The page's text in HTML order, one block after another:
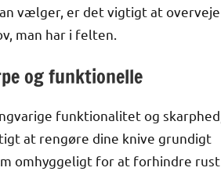
vælger, er det vigtigt at overveje
man har i felten.
og funktionelle
funktionalitet og skarphed,
at rengøre dine knive grundigt
omhyggeligt for at forhindre rust